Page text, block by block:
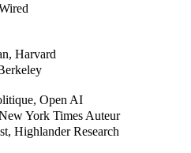
Harvard
Open AI
York Times Auteur
Highlander Research